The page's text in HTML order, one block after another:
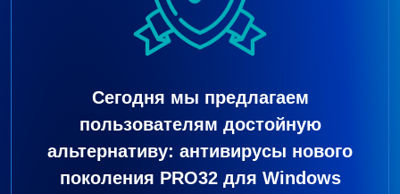
Сегодня мы предлагаем
пользователям достойную
альтернативу: антивирусы нового
поколения PRO32 для Windows